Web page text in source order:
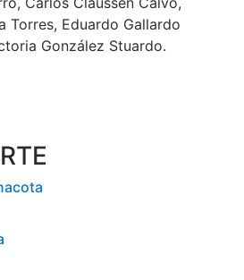
Torres, Eduardo Gallardo
González Stuardo.